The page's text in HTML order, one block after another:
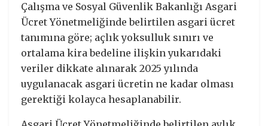
Çalışma ve Sosyal Güvenlik Bakanlığı Asgari
Ücret Yönetmeliğinde belirtilen asgari ücret
tanımına göre; açlık yoksulluk sınırı ve
ortalama kira bedeline ilişkin yukarıdaki
veriler dikkate alınarak 2025 yılında
uygulanacak asgari ücretin ne kadar olması
gerektiği kolayca hesaplanabilir.